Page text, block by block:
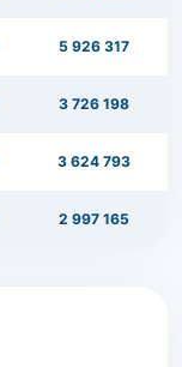
5 926 317
3 726 198
3 624 793
2 997 165